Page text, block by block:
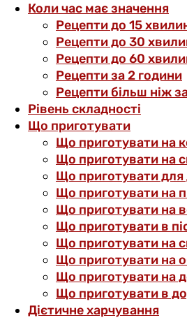
Коли час має значення
Рецепти до 15
Рецепти до 30
Рецепти до 60
Рецепти за 2 години
Рецепти більш ніж
Рівень складності
Що приготувати
Що приготувати на
Що приготувати на
Що приготувати для
Що приготувати на
Що приготувати на
Що приготувати в
Що приготувати на
Що приготувати на
Що приготувати на
Що приготувати в
Дієтичне харчування